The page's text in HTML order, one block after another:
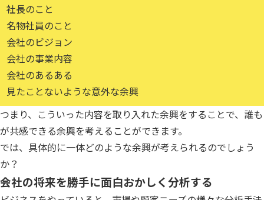
社長のこと
名物社員のこと
会社のビジョン
会社の事業内容
会社のあるある
見たことないような意外な余興
つまり、こういった内容を取り入れた余興をすることで、誰も
が共感できる余興を考えることができます。
では、具体的に一体どのような余興が考えられるのでしょう
か？
会社の将来を勝手に面白おかしく分析する